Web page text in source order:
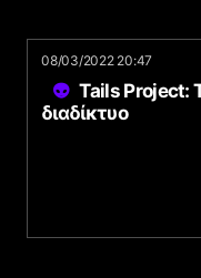
08/03/2022 20:47
Tails Project:
διαδίκτυο